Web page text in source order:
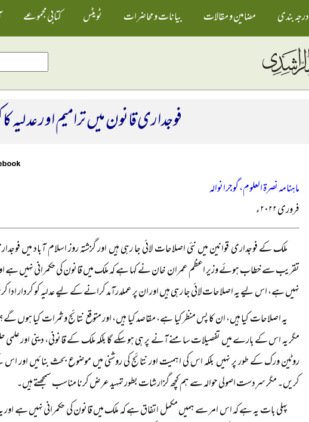
درجہ بندی مضامین و مقالات بیانات و محاضرات ٹویٹس کتابی مجموعے
فوجداری قانون میں ترامیم اور عدلیہ
ماہنامہ نصرۃ العلوم، گوجرانوالہ
فروری ۲۰۲۲ء
ملک کے فوجداری قوانین میں نئی اصلاحات لائی جا رہی ہیں اور گزشتہ روز اسلام آباد میں
تقریب سے خطاب ہوئے وزیر اعظم عمران خان نے کہا ہے کہ ملک میں قانون کی حکمرانی نہیں ہے
نہیں ہے، اس لیے یہ اصلاحات لائی جا رہی ہیں اور ان پر عملدرآمد کرانے کے لیے عدلیہ کو کردار ادا
یہ اصلاحات کیا ہیں، ان کا پس منظر کیا ہے، مقاصد کیا ہیں، اور متوقع نتائج و ثمرات کیا
مگر یہ اس کے بارے میں تفصیلات سامنے آنے پر ہی ہو سکے گا بلکہ ملک کے قانونی، دینی اور علمی
روٹین ورک کے طور پر نہیں بلکہ اس کی اہمیت اور نتائج کی روشنی میں موضوع بحث بنائیں اور اس
کریں۔ مگر سرِدست اصولی حوالہ سے ہم کچھ گزارشات بطور تمہید عرض کرنا مناسب سمجھتے ہیں۔
پہلی بات یہ ہے کہ اس امر سے ہمیں مکمل اتفاق ہے کہ ملک میں قانون کی حکمرانی نہیں ہے